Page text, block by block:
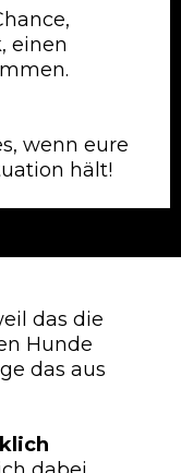
einen
wenn eure
hält!
das die
Hunde
das aus